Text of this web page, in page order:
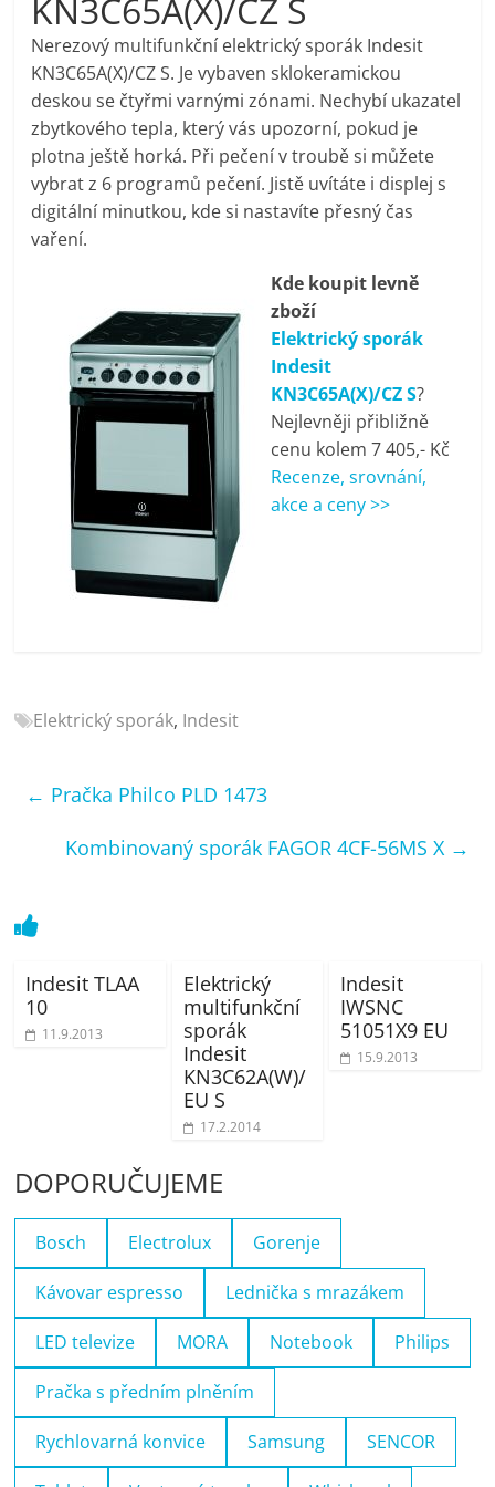
pračky,
televize,
notebooky,
mobilní
kávovary,
bazény
Nejlepší
elektronika
porovnání
Elektro
recenze,
telefony,
KN3C65A(X)/CZ S
Nerezový multifunkční elektrický sporák Indesit
KN3C65A(X)/CZ S. Je vybaven sklokeramickou
deskou se čtyřmi varnými zónami. Nechybí ukazatel
zbytkového tepla, který vás upozorní, pokud je
plotna ještě horká. Při pečení v troubě si můžete
vybrat z 6 programů pečení. Jistě uvítáte i displej s
digitální minutkou, kde si nastavíte přesný čas
vaření.
Kde koupit levně
zboží
Elektrický sporák
Indesit
KN3C65A(X)/CZ S?
Nejlevněji přibližně
cenu kolem 7 405,- Kč
Recenze, srovnání,
akce a ceny >>
Elektrický sporák, Indesit
← Pračka Philco PLD 1473
Kombinovaný sporák FAGOR 4CF-56MS X →
Indesit TLAA
10
11.9.2013
Elektrický
multifunkční
sporák
Indesit
KN3C62A(W)/
EU S
17.2.2014
Indesit
IWSNC
51051X9 EU
15.9.2013
DOPORUČUJEME
Bosch Electrolux Gorenje
Kávovar espresso Lednička s mrazákem
LED televize MORA Notebook Philips
Pračka s předním plněním
Rychlovarná konvice Samsung SENCOR